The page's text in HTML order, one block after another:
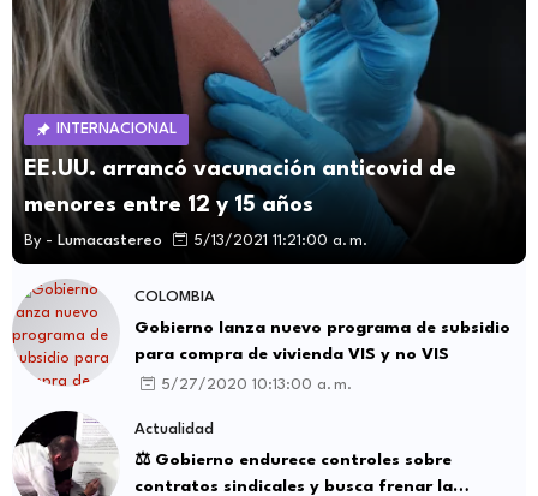
INTERNACIONAL
EE.UU. arrancó vacunación anticovid de
menores entre 12 y 15 años
By - Lumacastereo 5/13/2021 11:21:00 a. m.
COLOMBIA
Gobierno lanza nuevo programa de subsidio
para compra de vivienda VIS y no VIS
5/27/2020 10:13:00 a. m.
Actualidad
⚖️ Gobierno endurece controles sobre
contratos sindicales y busca frenar la